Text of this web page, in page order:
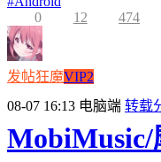
0
12 474
发帖狂魔VIP2
08-07 16:13 电脑端 转载
MobiMusic/